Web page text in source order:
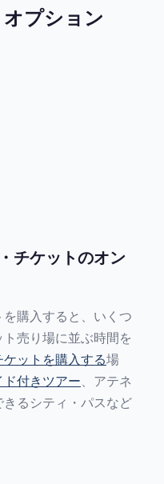
プション
チケットのオン
購入すると、いくつ
売り場に並ぶ時間を
ットを購入する場
ド付きツアー、アテネ
るシティ・パスなど